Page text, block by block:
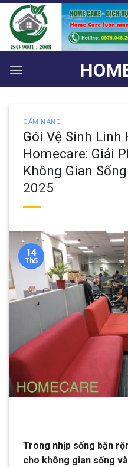
Bỏ
qua
nội
dung
CẨM NANG
Gói Vệ Sinh Linh
Homecare: Giải
Không Gian
2025
14
Th5
Trong nhịp sống bận
cho không gian sống